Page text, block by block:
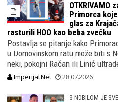
OTKRIVAMO
Primorca
glas za
rasturili HOO kao beba zvečku
Postavlja se pitanje kako
u Domovinskom ratu može biti s
neki, pokojni Račan ili Linić
Imperijal.Net 28.07.2026
S NOBILOM JE